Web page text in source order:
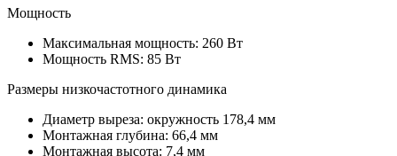
Мощность
Максимальная мощность: 260 Вт
Мощность RMS: 85 Вт
Размеры низкочастотного динамика
Диаметр выреза: окружность 178,4 мм
Монтажная глубина: 66,4 мм
Монтажная высота: 7,4 мм